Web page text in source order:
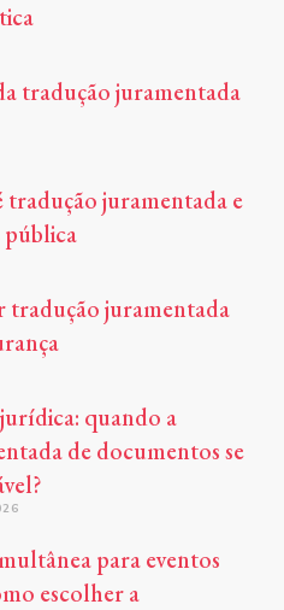
tradução juramentada
tradução juramentada e
pública
juramentada
quando a
de documentos se
para eventos
escolher a